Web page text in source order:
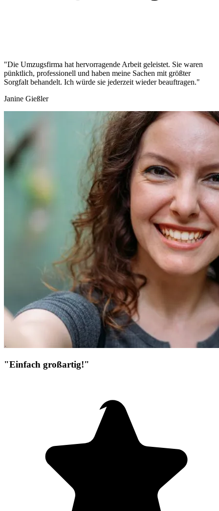
"Die Umzugsfirma hat hervorragende Arbeit geleistet. Sie waren
pünktlich, professionell und haben meine Sachen mit größter
Sorgfalt behandelt. Ich würde sie jederzeit wieder beauftragen."
Janine Gießler
"Einfach großartig!"